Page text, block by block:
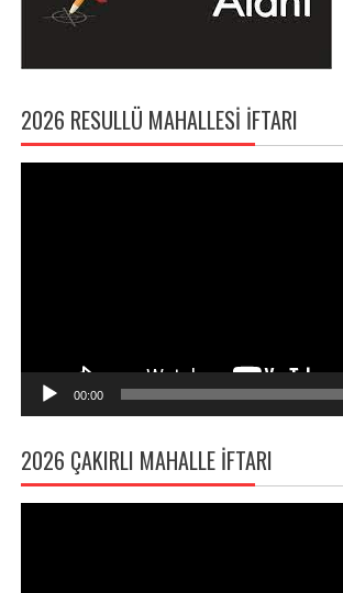
2026 RESULLÜ MAHALLESI İFTARI
00:00
2026 ÇAKIRLI MAHALLE İFTARI